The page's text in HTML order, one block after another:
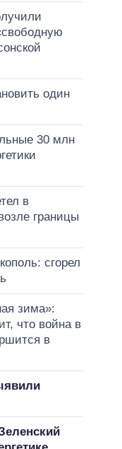
один
30 млн
в
границы
сгорел
зима»:
что война в
в